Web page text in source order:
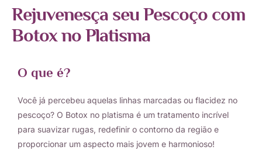
Rejuvenesça seu Pescoço com
Botox no Platisma
O que é?
Você já percebeu aquelas linhas marcadas ou flacidez no
pescoço? O Botox no platisma é um tratamento incrível
para suavizar rugas, redefinir o contorno da região e
proporcionar um aspecto mais jovem e harmonioso!